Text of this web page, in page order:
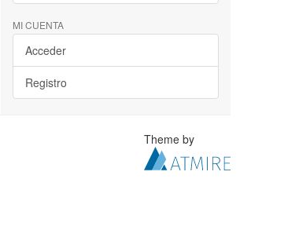
MI CUENTA
Acceder
Registro
Theme by